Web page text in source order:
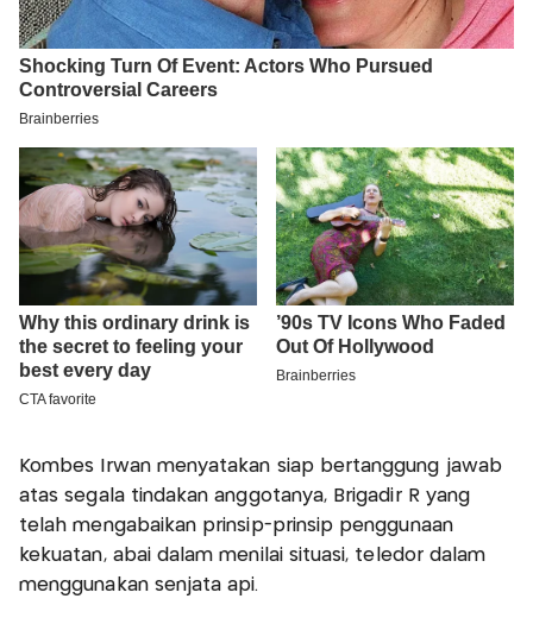
Kombes Irwan menyatakan siap bertanggung jawab
atas segala tindakan anggotanya, Brigadir R yang
telah mengabaikan prinsip-prinsip penggunaan
kekuatan, abai dalam menilai situasi, teledor dalam
menggunakan senjata api.